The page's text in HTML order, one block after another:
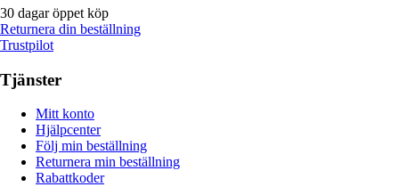
30 dagar öppet köp
Returnera din beställning
Trustpilot
Tjänster
Mitt konto
Hjälpcenter
Följ min beställning
Returnera min beställning
Rabattkoder